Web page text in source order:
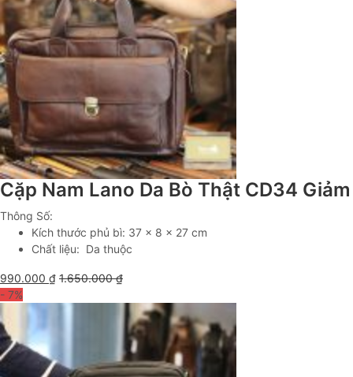
Cặp Nam Lano Da Bò Thật CD34
Thông Số:
Kích thước phủ bì: 37 x 8 x 27 cm
Chất liệu: Da thuộc
990.000 ₫ 1.650.000₫
- 7%